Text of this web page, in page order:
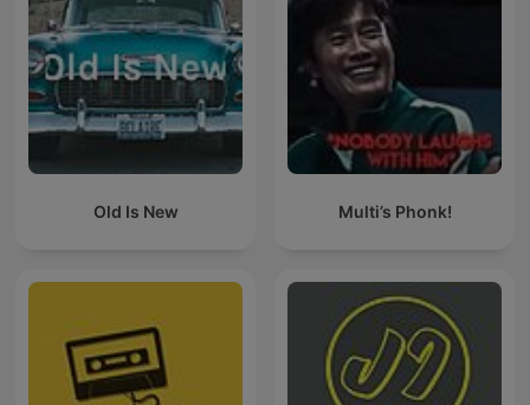
Old Is New Multi’s Phonk!